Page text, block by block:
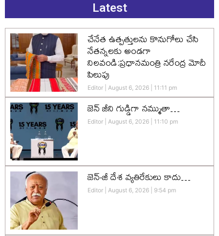
Latest
చేనేత ఉత్పత్తులను కొనుగోలు చేసి
నేతన్నలకు అండగా
నిలవండి:ప్రధానమంత్రి నరేంద్ర మోదీ
పిలుపు
Editor August 6, 2026 11:11 pm
జెన్‌ జీని గుడ్డిగా నమ్ముతా…
Editor August 6, 2026 11:10 pm
జెన్-జీ దేశ వ్యతిరేకులు కాదు…
Editor August 6, 2026 9:54 pm